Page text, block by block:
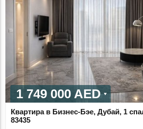
1 749 000 AED
Квартира в Бизнес-Бэе, Дубай, 1
83435